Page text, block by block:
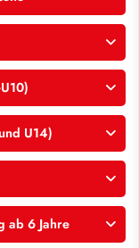
U14)
ab 6 Jahre